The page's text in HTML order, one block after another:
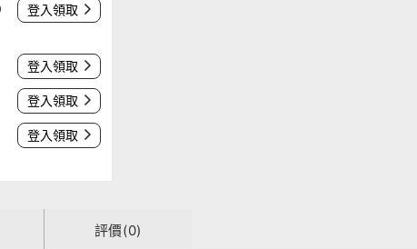
登入領取
登入領取
登入領取
登入領取
評價(0)